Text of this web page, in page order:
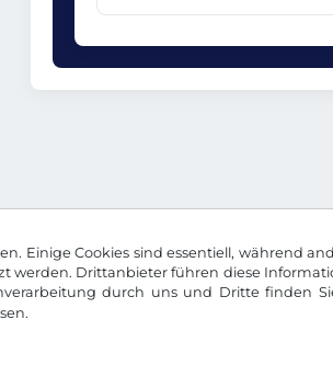
Einige Cookies sind essentiell, während
werden. Drittanbieter führen diese
durch uns und Dritte finden